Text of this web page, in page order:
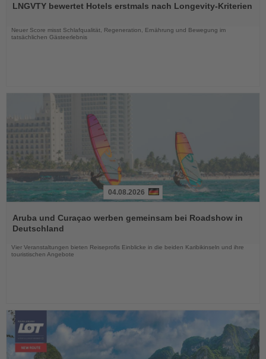
dieLNGVTY bewertet Hotels erstmals nach Longevity-Kriterien
Neuer Score misst Schlafqualität, Regeneration, Ernährung und Bewegung im
tatsächlichen Gästeerlebnis
Sie
die
04.08.2026
Aruba und Curaçao werben gemeinsam bei Roadshow in
Deutschland
Vier Veranstaltungen bieten Reiseprofis Einblicke in die beiden Karibikinseln und ihre
touristischen Angebote